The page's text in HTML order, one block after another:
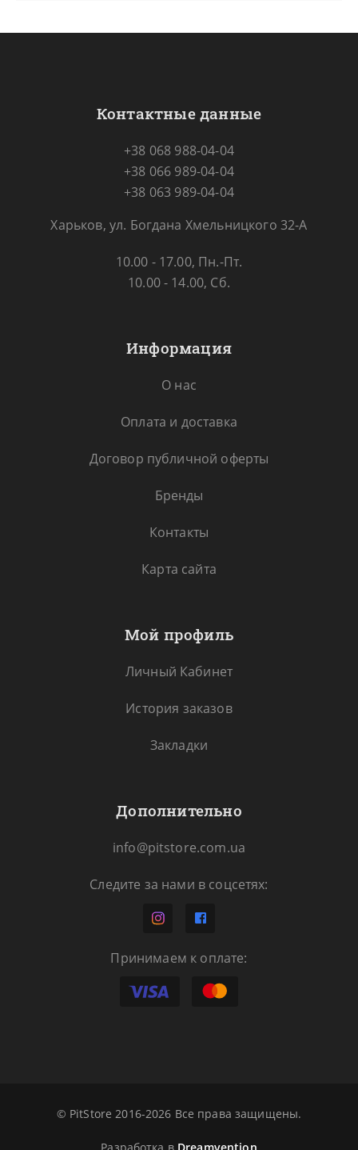
Контактные данные
+38 068 988-04-04
+38 066 989-04-04
+38 063 989-04-04
Харьков, ул. Богдана Хмельницкого 32-А
10.00 - 17.00, Пн.-Пт.
10.00 - 14.00, Сб.
Информация
О нас
Оплата и доставка
Договор публичной оферты
Бренды
Контакты
Карта сайта
Мой профиль
Личный Кабинет
История заказов
Закладки
Дополнительно
info@pitstore.com.ua
Следите за нами в соцсетях:
Принимаем к оплате:
© PitStore 2016-2026 Все права защищены.